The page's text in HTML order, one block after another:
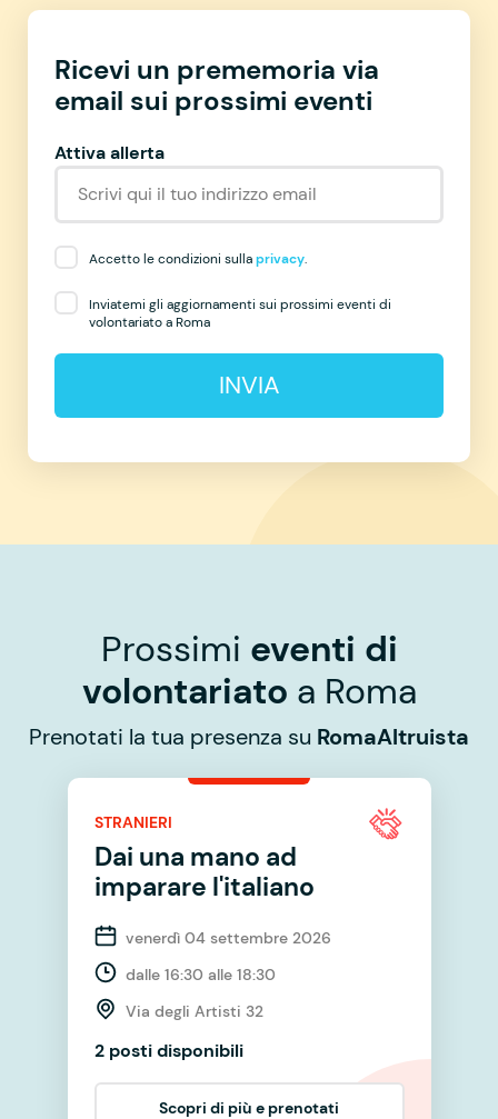
Ricevi un prememoria via
email sui prossimi eventi
Attiva allerta
Accetto le condizioni sullaprivacy.
Inviatemi gli aggiornamenti sui prossimi eventi di
volontariato a Roma
INVIA
Prossimi eventi di
volontariato a Roma
Prenotati la tua presenza su RomaAltruista
STRANIERI
Dai una mano ad
imparare l'italiano
venerdì 04 settembre 2026
dalle 16:30 alle 18:30
Via degli Artisti 32
2 posti disponibili
Scopri di più e prenotati